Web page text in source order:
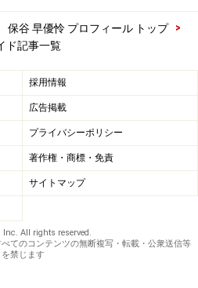
保谷 早優怜 プロフィール トップ
>
ド記事一覧
採用情報
広告掲載
プライバシーポリシー
著作権・商標・免責
サイトマップ
All rights reserved.
てのコンテンツの無断複写・転載・公衆送信等
を禁じます